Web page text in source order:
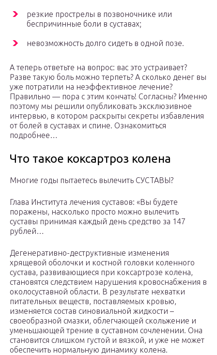
резкие прострелы в позвоночнике или
беспричинные боли в суставах;
невозможность долго сидеть в одной позе.
А теперь ответьте на вопрос: вас это устраивает?
Разве такую боль можно терпеть? А сколько денег вы
уже потратили на неэффективное лечение?
Правильно — пора с этим кончать! Согласны? Именно
поэтому мы решили опубликовать эксклюзивное
интервью, в котором раскрыты секреты избавления
от болей в суставах и спине. Ознакомиться
подробнее…
Что такое коксартроз колена
Многие годы пытаетесь вылечить СУСТАВЫ?
Глава Института лечения суставов: «Вы будете
поражены, насколько просто можно вылечить
суставы принимая каждый день средство за 147
рублей…
Дегенеративно-деструктивные изменения
хрящевой оболочки и костной головки коленного
сустава, развивающиеся при коксартрозе колена,
становятся следствием нарушения кровоснабжения в
околосуставной области. В результате нехватки
питательных веществ, поставляемых кровью,
изменяется состав синовиальной жидкости –
своеобразной смазки, облегчающей скольжение и
уменьшающей трение в суставном сочленении. Она
становится слишком густой и вязкой, и уже не может
обеспечить нормальную динамику колена.